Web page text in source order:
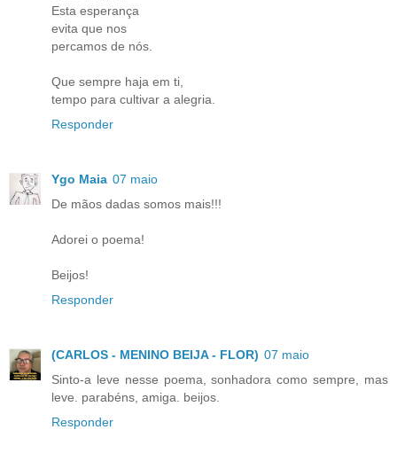
Esta esperança
evita que nos
percamos de nós.
Que sempre haja em ti,
tempo para cultivar a alegria.
Responder
Ygo Maia 07 maio
De mãos dadas somos mais!!!
Adorei o poema!
Beijos!
Responder
(CARLOS - MENINO BEIJA - FLOR) 07 maio
Sinto-a leve nesse poema, sonhadora como sempre, mas
leve. parabéns, amiga. beijos.
Responder